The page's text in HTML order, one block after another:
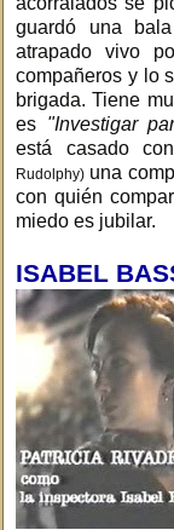
guardó una
atrapado vivo
compañeros y lo
brigada. Tiene
es "Investigar
está casado
Rudolphy) una
con quién
miedo es jubilar.
ISABEL